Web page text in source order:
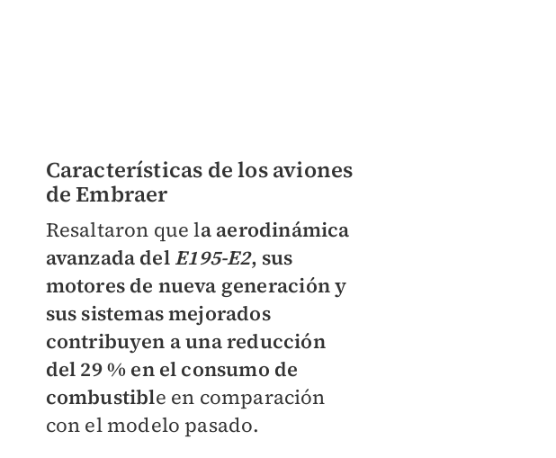
Características de los aviones
de Embraer
Resaltaron que la aerodinámica
avanzada delE195-E2, sus
motores de nueva generación y
sus sistemas mejorados
contribuyen a una reducción
del 29 % en el consumo de
combustible en comparación
con el modelo pasado.